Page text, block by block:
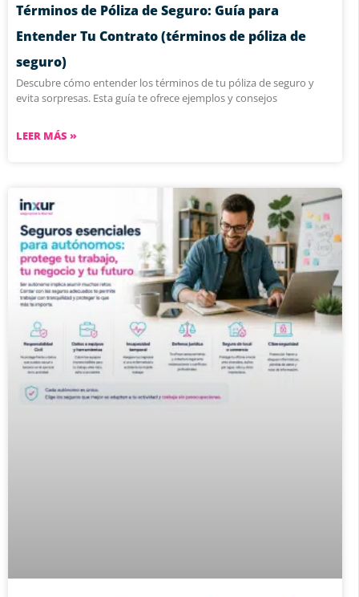
Términos de Póliza de Seguro: Guía para
Entender Tu Contrato (términos de póliza de
seguro)
Descubre cómo entender los términos de tu póliza de seguro y
evita sorpresas. Esta guía te ofrece ejemplos y consejos
LEER MÁS »